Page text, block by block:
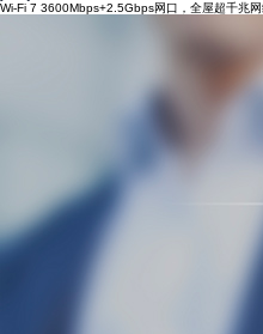
Wi-Fi 7 3600Mbps+2.5Gbps网口，全屋超千兆